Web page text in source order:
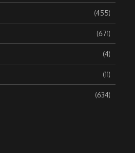
(455)
(671)
(4)
(11)
(634)